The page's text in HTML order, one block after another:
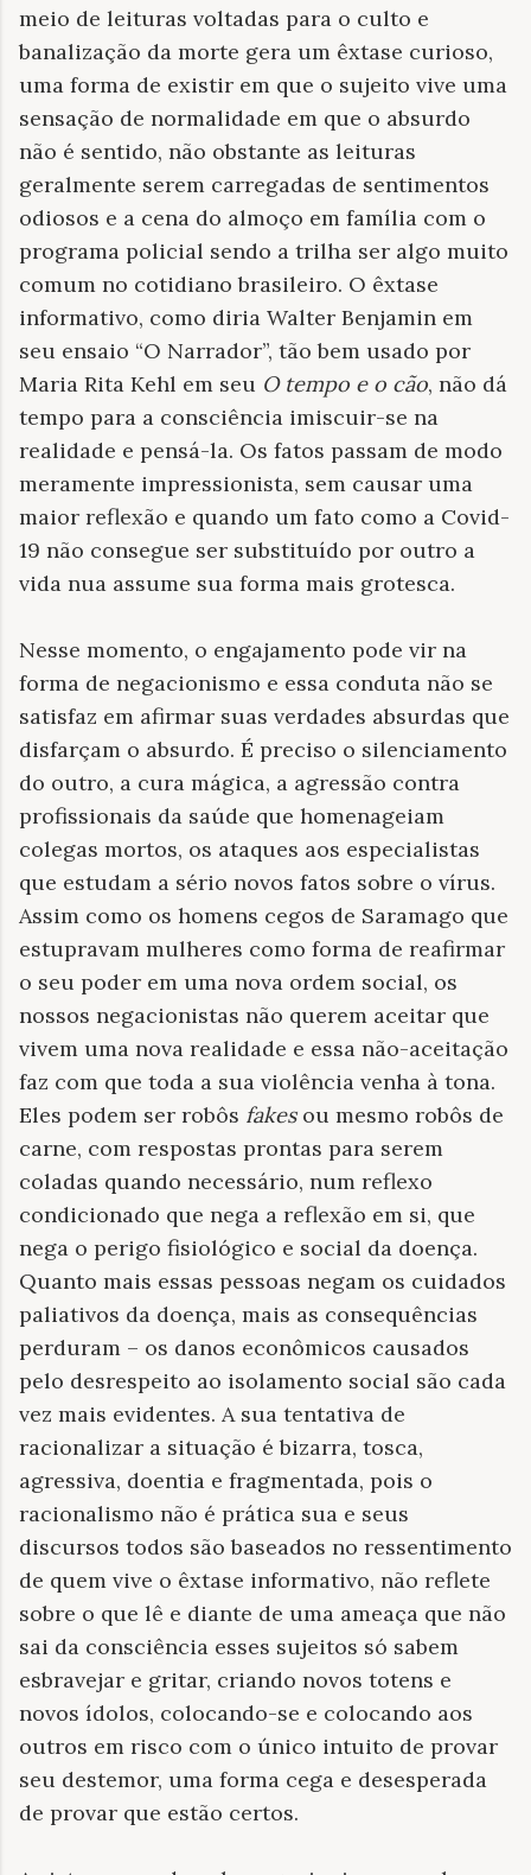
meio de leituras voltadas para o culto e
banalização da morte gera um êxtase curioso,
uma forma de existir em que o sujeito vive uma
sensação de normalidade em que o absurdo
não é sentido, não obstante as leituras
geralmente serem carregadas de sentimentos
odiosos e a cena do almoço em família com o
programa policial sendo a trilha ser algo muito
comum no cotidiano brasileiro. O êxtase
informativo, como diria Walter Benjamin em
seu ensaio “O Narrador”, tão bem usado por
Maria Rita Kehl em seu O tempo e o cão, não dá
tempo para a consciência imiscuir-se na
realidade e pensá-la. Os fatos passam de modo
meramente impressionista, sem causar uma
maior reflexão e quando um fato como a Covid-
19 não consegue ser substituído por outro a
vida nua assume sua forma mais grotesca.
Nesse momento, o engajamento pode vir na
forma de negacionismo e essa conduta não se
satisfaz em afirmar suas verdades absurdas que
disfarçam o absurdo. É preciso o silenciamento
do outro, a cura mágica, a agressão contra
profissionais da saúde que homenageiam
colegas mortos, os ataques aos especialistas
que estudam a sério novos fatos sobre o vírus.
Assim como os homens cegos de Saramago que
estupravam mulheres como forma de reafirmar
o seu poder em uma nova ordem social, os
nossos negacionistas não querem aceitar que
vivem uma nova realidade e essa não-aceitação
faz com que toda a sua violência venha à tona.
Eles podem ser robôs fakes ou mesmo robôs de
carne, com respostas prontas para serem
coladas quando necessário, num reflexo
condicionado que nega a reflexão em si, que
nega o perigo fisiológico e social da doença.
Quanto mais essas pessoas negam os cuidados
paliativos da doença, mais as consequências
perduram – os danos econômicos causados
pelo desrespeito ao isolamento social são cada
vez mais evidentes. A sua tentativa de
racionalizar a situação é bizarra, tosca,
agressiva, doentia e fragmentada, pois o
racionalismo não é prática sua e seus
discursos todos são baseados no ressentimento
de quem vive o êxtase informativo, não reflete
sobre o que lê e diante de uma ameaça que não
sai da consciência esses sujeitos só sabem
esbravejar e gritar, criando novos totens e
novos ídolos, colocando-se e colocando aos
outros em risco com o único intuito de provar
seu destemor, uma forma cega e desesperada
de provar que estão certos.